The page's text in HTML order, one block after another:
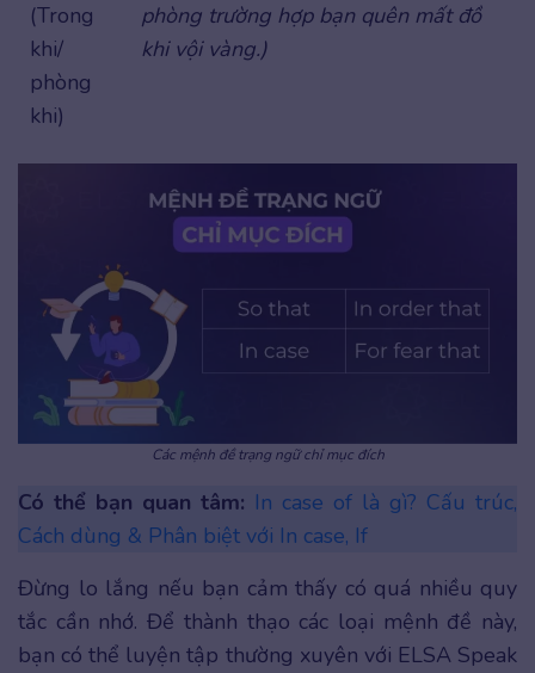
(Trong
khi/
phòng
khi)
phòng trường hợp bạn quên mất đồ
khi vội vàng.)
Các mệnh đề trạng ngữ chỉ mục đích
Có thể bạn quan tâm: In case of là gì? Cấu trúc,
Cách dùng & Phân biệt với In case, If
Đừng lo lắng nếu bạn cảm thấy có quá nhiều quy
tắc cần nhớ. Để thành thạo các loại mệnh đề này,
bạn có thể luyện tập thường xuyên với ELSA Speak